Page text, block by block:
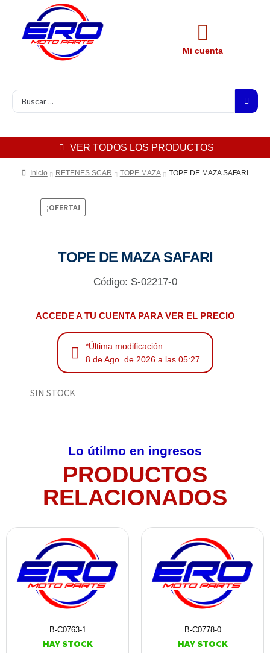
Mi cuenta
VER TODOS LOS PRODUCTOS
Inicio RETENES SCAR TOPE MAZA TOPE DE MAZA SAFARI
¡OFERTA!
TOPE DE MAZA SAFARI
Código: S-02217-0
ACCEDE A TU CUENTA PARA VER EL PRECIO
*Última modificación:
8 de Ago. de 2026 a las 05:27
SIN STOCK
Lo útilmo en ingresos
PRODUCTOS
RELACIONADOS
B-C0763-1
HAY STOCK
B-C0778-0
HAY STOCK